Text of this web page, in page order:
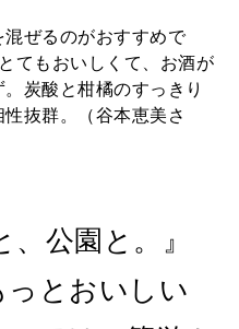
混ぜるのがおすすめで
てもおいしくて、お酒が
炭酸と柑橘のすっきり
抜群。（谷本恵美さ
公園と。』
っとおいしい